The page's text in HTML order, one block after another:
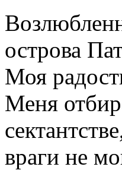
острова
Моя
Меня
враги не